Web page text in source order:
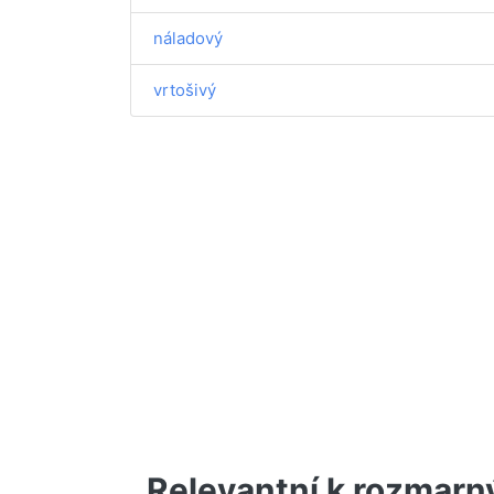
náladový
vrtošivý